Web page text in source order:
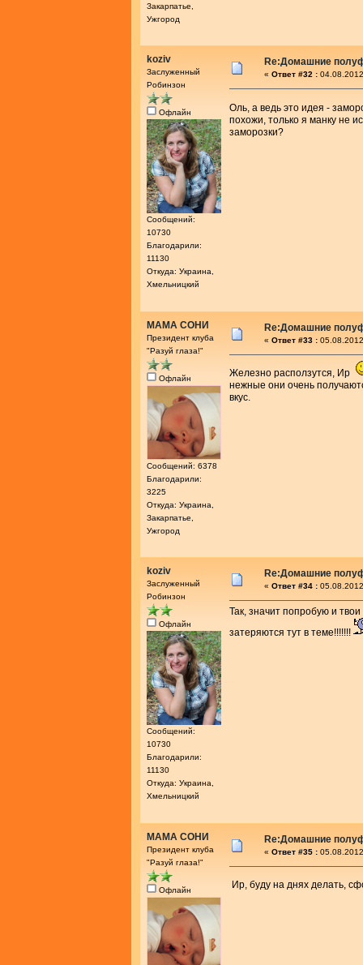
Закарпатье,
Ужгород
koziv
Заслуженный
Робинзон
Офлайн
Сообщений:
10730
Благодарили:
11130
Откуда: Украина,
Хмельницкий
Re:Домашние
« Ответ #32 :
Оль, а ведь это идея -
похожи, только я манку не
заморозки?
МАМА СОНИ
Президент клуба
"Разуй глаза!"
Офлайн
Сообщений: 6378
Благодарили:
3225
Откуда: Украина,
Закарпатье,
Ужгород
Re:Домашние
« Ответ #33 :
Железно расползутся, Ир
нежные они очень
вкус.
koziv
Заслуженный
Робинзон
Офлайн
Сообщений:
10730
Благодарили:
11130
Откуда: Украина,
Хмельницкий
Re:Домашние
« Ответ #34 :
Так, значит попробую и
затеряются тут в теме!!!!!!!
МАМА СОНИ
Президент клуба
"Разуй глаза!"
Офлайн
Re:Домашние
« Ответ #35 :
Ир, буду на днях делать,